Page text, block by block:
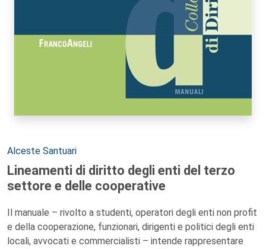
Autori:
Alceste Santuari
Lineamenti di diritto degli enti del terzo
settore e delle cooperative
Il manuale – rivolto a studenti, operatori degli enti non profit
e della cooperazione, funzionari, dirigenti e politici degli enti
locali, avvocati e commercialisti – intende rappresentare